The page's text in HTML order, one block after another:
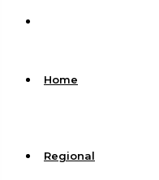
Home
Regional